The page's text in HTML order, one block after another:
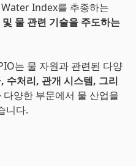
Index를 추종하는
물 관련 기술을 주도하는
는 물 자원과 관련된 다양
수처리, 관개 시스템, 그리
다양한 부문에서 물 산업을
니다.